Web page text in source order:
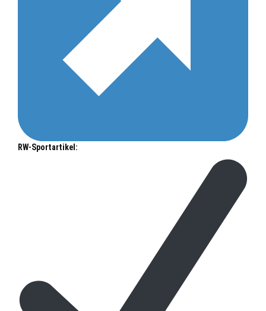
RW-Sportartikel: